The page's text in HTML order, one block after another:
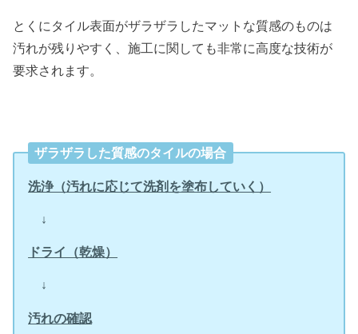
とくにタイル表面がザラザラしたマットな質感のものは
汚れが残りやすく、施工に関しても非常に高度な技術が
要求されます。
ザラザラした質感のタイルの場合
洗浄（汚れに応じて洗剤を塗布していく）
↓
ドライ（乾燥）
↓
汚れの確認